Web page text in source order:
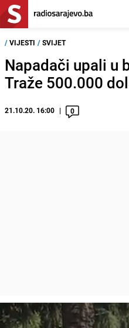
/ VIJESTI / SVIJET
Napadači upali u
Traže 500.000
21.10.20. 16:00 0